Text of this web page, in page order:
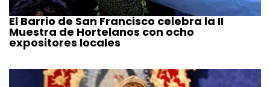
El Barrio de San Francisco celebra la II
Muestra de Hortelanos con ocho
expositores locales